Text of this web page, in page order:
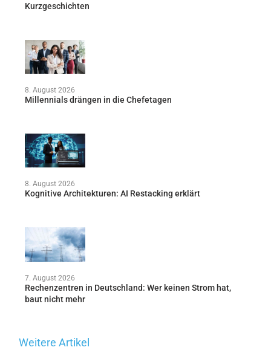
Kurzgeschichten
8. August 2026
Millennials drängen in die Chefetagen
8. August 2026
Kognitive Architekturen: AI Restacking erklärt
7. August 2026
Rechenzentren in Deutschland: Wer keinen Strom hat,
baut nicht mehr
Weitere Artikel